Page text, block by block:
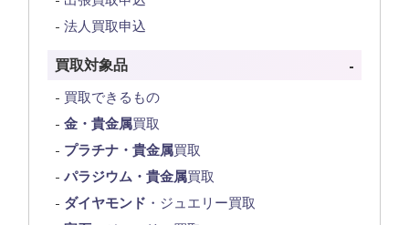
法人買取申込
買取対象品
買取できるもの
金・貴金属買取
プラチナ・貴金属買取
パラジウム・貴金属買取
ダイヤモンド ・ジュエリー買取